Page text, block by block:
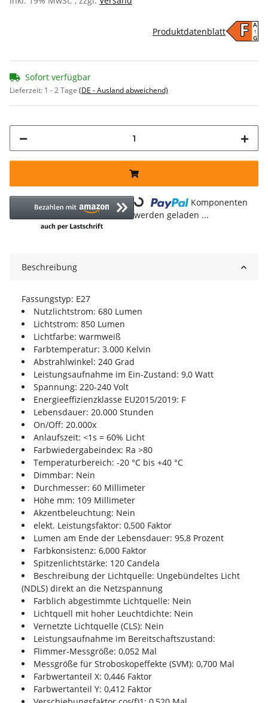
F A
↑
G
Produktdatenblatt
Sofort verfügbar
Lieferzeit: 1 - 2 Tage (DE - Ausland abweichend)
Loading...
Komponenten
werden geladen ...
Beschreibung
Fassungstyp: E27
Nutzlichtstrom: 680 Lumen
Lichtstrom: 850 Lumen
Lichtfarbe: warmweiß
Farbtemperatur: 3.000 Kelvin
Abstrahlwinkel: 240 Grad
Leistungsaufnahme im Ein-Zustand: 9,0 Watt
Spannung: 220-240 Volt
Energieeffizienzklasse EU2015/2019: F
Lebensdauer: 20.000 Stunden
On/Off: 20.000x
Anlaufszeit: <1s = 60% Licht
Farbwiedergabeindex: Ra >80
Temperaturbereich: -20 °C bis +40 °C
Dimmbar: Nein
Durchmesser: 60 Millimeter
Höhe mm: 109 Millimeter
Akzentbeleuchtung: Nein
elekt. Leistungsfaktor: 0,500 Faktor
Lumen am Ende der Lebensdauer: 95,8 Prozent
Farbkonsistenz: 6,000 Faktor
Spitzenlichtstärke: 120 Candela
Beschreibung der Lichtquelle: Ungebündeltes Licht
(NDLS) direkt an die Netzspannung
Farblich abgestimmte Lichtquelle: Nein
Lichtquell mit hoher Leuchtdichte: Nein
Vernetzte Lichtquelle (CLS): Nein
Leistungsaufnahme im Bereitschaftszustand:
Flimmer-Messgröße: 0,052 Mal
Messgröße für Stroboskopeffekte (SVM): 0,700 Mal
Farbwertanteil X: 0,446 Faktor
Farbwertanteil Y: 0,412 Faktor